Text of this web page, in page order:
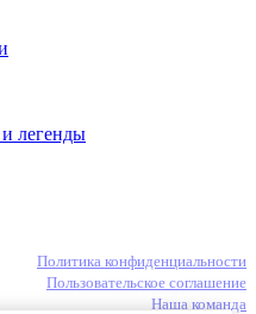
легенды
Политика конфиденциальности
Пользовательское соглашение
Наша команда